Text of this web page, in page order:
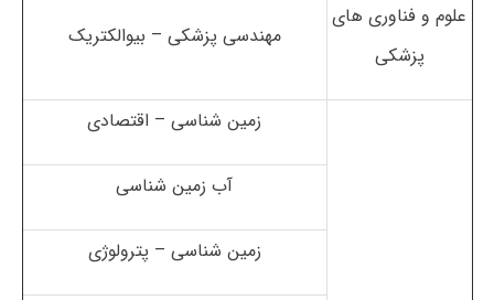
علوم و فناوری های
پزشکی
مهندسی پزشکی – بیوالکتریک
زمین شناسی – اقتصادی
آب زمین شناسی
زمین شناسی – پترولوژی